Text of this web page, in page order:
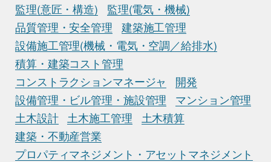
監理(意匠・構造)
監理(電気・機械)
品質管理・安全管理
建築施工管理
設備施工管理(機械・電気・空調／給排水)
積算・建築コスト管理
コンストラクションマネージャ
開発
設備管理・ビル管理・施設管理
マンション管理
土木設計
土木施工管理
土木積算
建築・不動産営業
プロパティマネジメント・アセットマネジメント